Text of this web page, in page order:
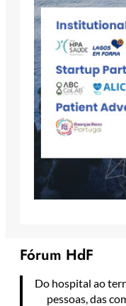
Fórum HdF
Do hospital ao
pessoas, das